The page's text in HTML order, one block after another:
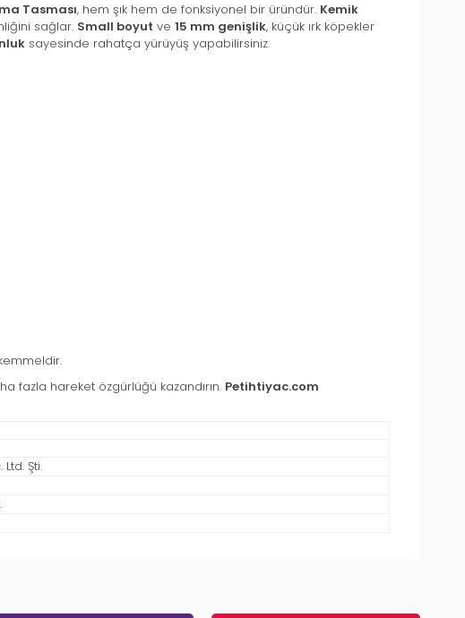
Tasması, hem şık hem de fonksiyonel bir üründür. Kemik
sağlar. Small boyut ve 15 mm genişlik, küçük ırk köpekler
sayesinde rahatça yürüyüş yapabilirsiniz.
fazla hareket özgürlüğü kazandırın. Petihtiyac.com
Şti.